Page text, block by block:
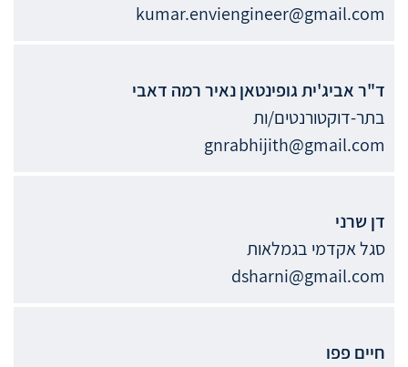
kumar.enviengineer@gmail.com
ד"ראביג'יתגופינטאן נאיר רמה דאבי
בתר-דוקטורנטים/ות
gnrabhijith@gmail.com
דן שרני
סגל אקדמי בגמלאות
dsharni@gmail.com
חיים פפו